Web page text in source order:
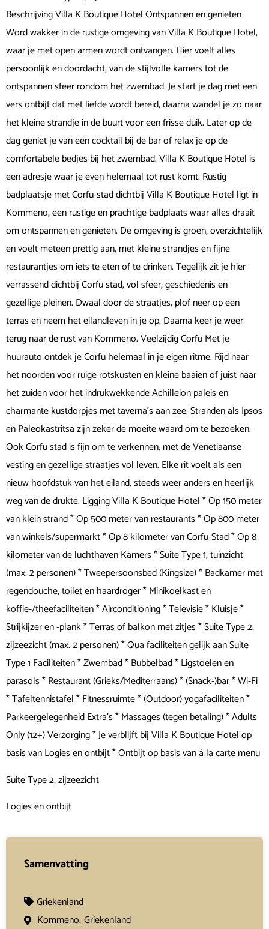
Beschrijving Villa K Boutique Hotel Ontspannen en genieten
Word wakker in de rustige omgeving van Villa K Boutique Hotel,
waar je met open armen wordt ontvangen. Hier voelt alles
persoonlijk en doordacht, van de stijlvolle kamers tot de
ontspannen sfeer rondom het zwembad. Je start je dag met een
vers ontbijt dat met liefde wordt bereid, daarna wandel je zo naar
het kleine strandje in de buurt voor een frisse duik. Later op de
dag geniet je van een cocktail bij de bar of relax je op de
comfortabele bedjes bij het zwembad. Villa K Boutique Hotel is
een adresje waar je even helemaal tot rust komt. Rustig
badplaatsje met Corfu-stad dichtbij Villa K Boutique Hotel ligt in
Kommeno, een rustige en prachtige badplaats waar alles draait
om ontspannen en genieten. De omgeving is groen, overzichtelijk
en voelt meteen prettig aan, met kleine strandjes en fijne
restaurantjes om iets te eten of te drinken. Tegelijk zit je hier
verrassend dichtbij Corfu stad, vol sfeer, geschiedenis en
gezellige pleinen. Dwaal door de straatjes, plof neer op een
terras en neem het eilandleven in je op. Daarna keer je weer
terug naar de rust van Kommeno. Veelzijdig Corfu Met je
huurauto ontdek je Corfu helemaal in je eigen ritme. Rijd naar
het noorden voor ruige rotskusten en kleine baaien of juist naar
het zuiden voor het indrukwekkende Achilleion paleis en
charmante kustdorpjes met taverna’s aan zee. Stranden als Ipsos
en Paleokastritsa zijn zeker de moeite waard om te bezoeken.
Ook Corfu stad is fijn om te verkennen, met de Venetiaanse
vesting en gezellige straatjes vol leven. Elke rit voelt als een
nieuw hoofdstuk van het eiland, steeds weer anders en heerlijk
weg van de drukte. Ligging Villa K Boutique Hotel * Op 150 meter
van klein strand * Op 500 meter van restaurants * Op 800 meter
van winkels/supermarkt * Op 8 kilometer van Corfu-Stad * Op 8
kilometer van de luchthaven Kamers * Suite Type 1, tuinzicht
(max. 2 personen) * Tweepersoonsbed (Kingsize) * Badkamer met
regendouche, toilet en haardroger * Minikoelkast en
koffie-/theefaciliteiten * Airconditioning * Televisie * Kluisje *
Strijkijzer en -plank * Terras of balkon met zitjes * Suite Type 2,
zijzeezicht (max. 2 personen) * Qua faciliteiten gelijk aan Suite
Type 1 Faciliteiten * Zwembad * Bubbelbad * Ligstoelen en
parasols * Restaurant (Grieks/Mediterraans) * (Snack-)bar * Wi-Fi
* Tafeltennistafel * Fitnessruimte * (Outdoor) yogafaciliteiten *
Parkeergelegenheid Extra's * Massages (tegen betaling) * Adults
Only (12+) Verzorging * Je verblijft bij Villa K Boutique Hotel op
basis van Logies en ontbijt * Ontbijt op basis van á la carte menu
Suite Type 2, zijzeezicht
Logies en ontbijt
Samenvatting
Griekenland
Kommeno,Griekenland